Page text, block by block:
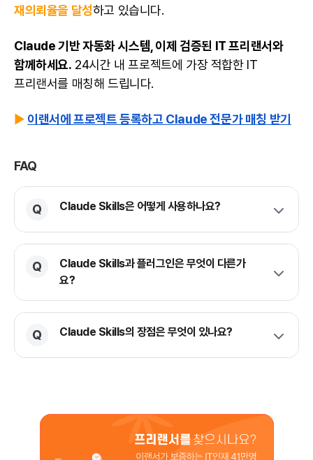
재의뢰율을 달성하고 있습니다.
Claude 기반 자동화 시스템, 이제 검증된 IT 프리랜서와
함께하세요. 24시간 내 프로젝트에 가장 적합한 IT
프리랜서를 매칭해 드립니다.
▶ 이랜서에 프로젝트 등록하고 Claude 전문가 매칭 받기
FAQ
Claude Skills은 어떻게 사용하나요?
Claude Skills과 플러그인은 무엇이 다른가
요?
Claude Skills의 장점은 무엇이 있나요?